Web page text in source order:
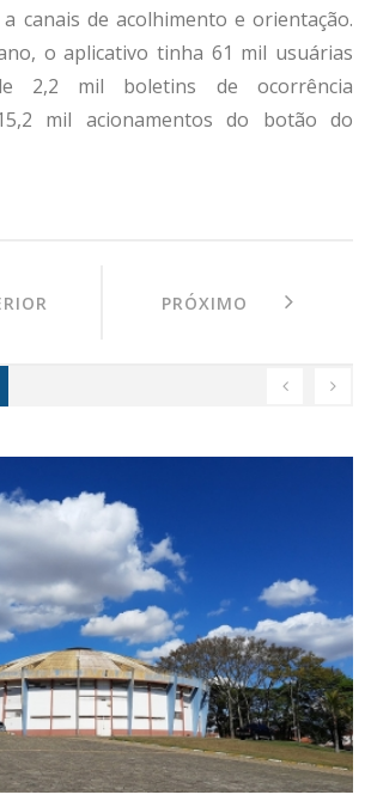
canais de acolhimento e orientação.
o aplicativo tinha 61 mil usuárias
2,2 mil boletins de ocorrência
mil acionamentos do botão do
PRÓXIMO